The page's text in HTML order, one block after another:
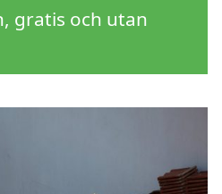
gratis och utan